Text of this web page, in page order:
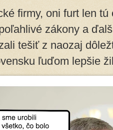
firmy, oni furt len
zákony a
tešiť z naozaj
ľuďom lepšie